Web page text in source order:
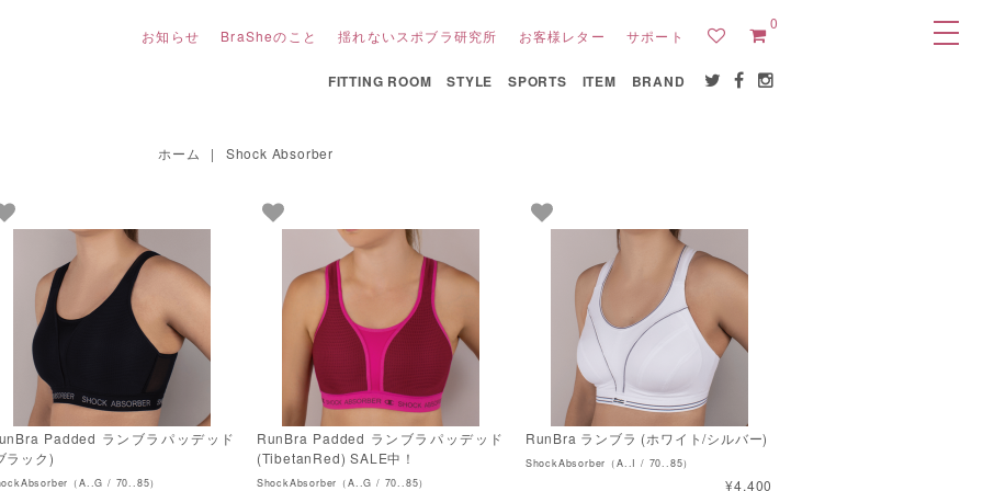
お知らせ BraSheのこと 揺れないスポブラ研究所 お客様レター サポート
0
FITTING ROOM STYLE SPORTS ITEM BRAND
ホーム | Shock Absorber
Padded ランブラパッデッド
ラック)
（A..G / 70..85）
RunBra Padded ランブラパッデッド
(TibetanRed) SALE中！
ShockAbsorber（A..G / 70..85）
RunBra ランブラ (ホワイト/シルバー)
ShockAbsorber（A..I / 70..85）
¥4,400